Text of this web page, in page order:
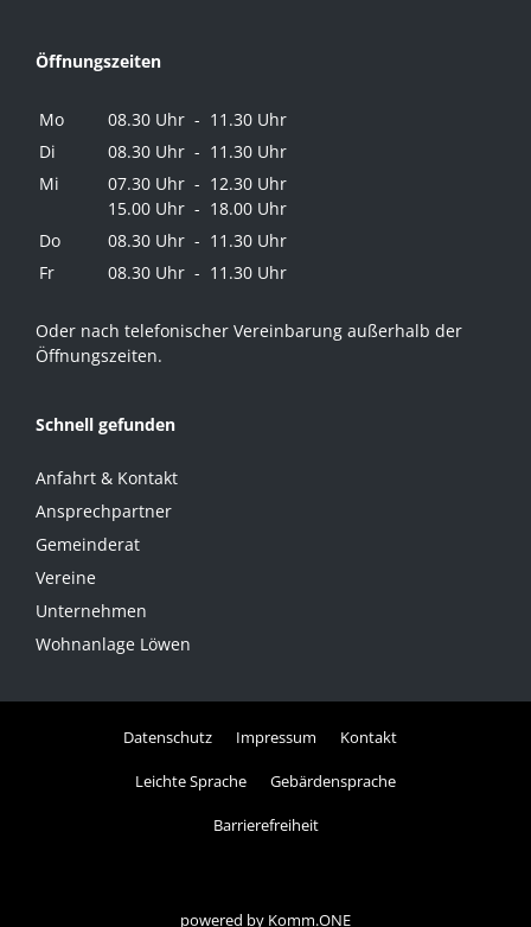
Öffnungszeiten
Mo
08.30 Uhr - 11.30 Uhr
Di
08.30 Uhr - 11.30 Uhr
Mi
07.30 Uhr - 12.30 Uhr
15.00 Uhr - 18.00 Uhr
Do
08.30 Uhr - 11.30 Uhr
Fr
08.30 Uhr - 11.30 Uhr
Oder nach telefonischer Vereinbarung außerhalb der
Öffnungszeiten.
Schnell gefunden
Anfahrt & Kontakt
Ansprechpartner
Gemeinderat
Vereine
Unternehmen
Wohnanlage Löwen
Datenschutz Impressum Kontakt
Leichte Sprache Gebärdensprache
Barrierefreiheit
powered by Komm.ONE